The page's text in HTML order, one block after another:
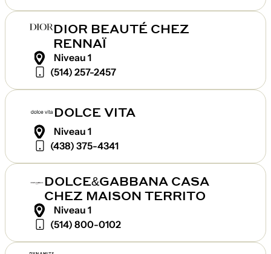
DIOR BEAUTÉ CHEZ
RENNAÏ
Niveau 1
(514) 257-2457
DOLCE VITA
Niveau 1
(438) 375-4341
DOLCE&GABBANA CASA
CHEZ MAISON TERRITO
Niveau 1
(514) 800-0102